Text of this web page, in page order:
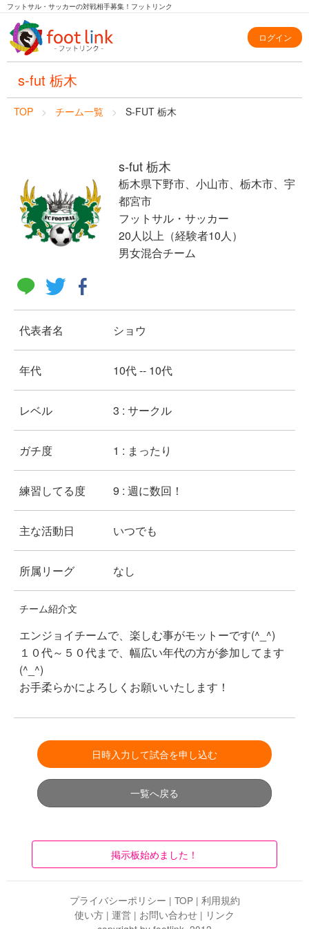
フットサル・サッカーの対戦相手募集！フットリンク
ログイン
s-fut 栃木
TOP チーム一覧 S-FUT 栃木
s-fut 栃木
栃木県下野市、小山市、栃木市、宇
都宮市
フットサル・サッカー
20人以上（経験者10人）
男女混合チーム
代表者名 ショウ
年代 10代 -- 10代
レベル 3 : サークル
ガチ度 1 : まったり
練習してる度 9 : 週に数回！
主な活動日 いつでも
所属リーグ なし
チーム紹介文
エンジョイチームで、楽しむ事がモットーです(^_^)
１０代～５０代まで、幅広い年代の方が参加してます
(^_^)
お手柔らかによろしくお願いいたします！
日時入力して試合を申し込む
一覧へ戻る
掲示板始めました！
プライバシーポリシー | TOP| 利用規約
使い方 | 運営 | お問い合わせ | リンク